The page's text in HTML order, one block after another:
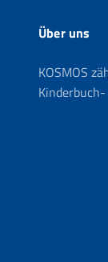
Über uns
KOSMOS